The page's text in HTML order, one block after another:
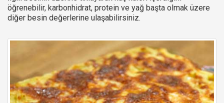
öğrenebilir, karbonhidrat, protein ve yağ başta olmak üzere
diğer besin değerlerine ulaşabilirsiniz.